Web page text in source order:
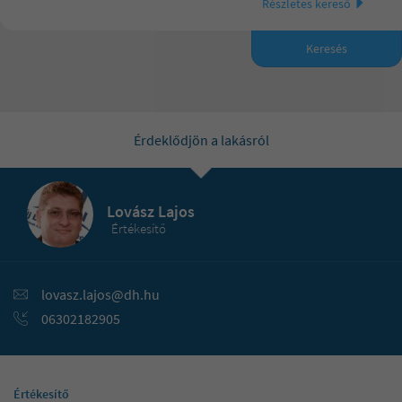
60 000 000 Ft
70 000 000 Ft
Keresés
Érdeklődjön a lakásról
Lovász Lajos
Értékesítő
lovasz.lajos@dh.hu
06302182905
Értékesítő